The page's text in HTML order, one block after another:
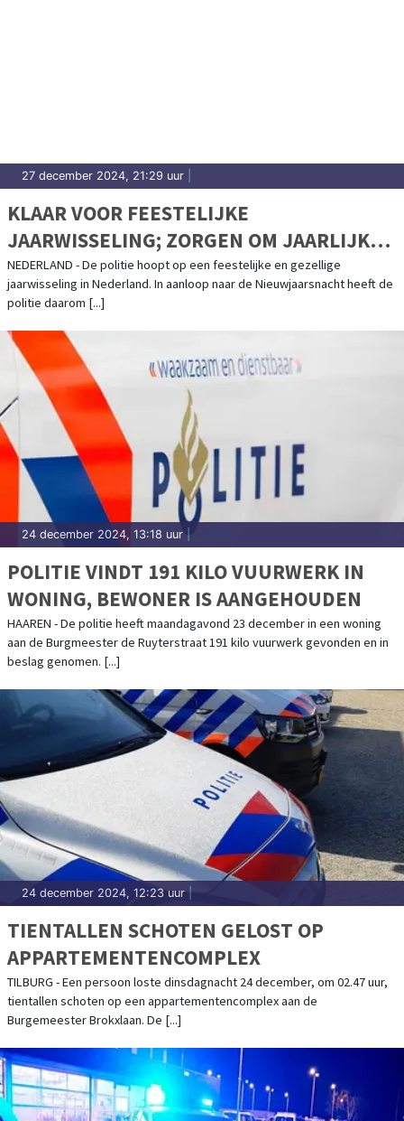
27 december 2024, 21:29 uur
KLAAR VOOR FEESTELIJKE
JAARWISSELING; ZORGEN OM JAARLIJKS
TERUGKEREND GEWELD
NEDERLAND - De politie hoopt op een feestelijke en gezellige
jaarwisseling in Nederland. In aanloop naar de Nieuwjaarsnacht heeft de
politie daarom [...]
24 december 2024, 13:18 uur
POLITIE VINDT 191 KILO VUURWERK IN
WONING, BEWONER IS AANGEHOUDEN
HAAREN - De politie heeft maandagavond 23 december in een woning
aan de Burgmeester de Ruyterstraat 191 kilo vuurwerk gevonden en in
beslag genomen. [...]
24 december 2024, 12:23 uur
TIENTALLEN SCHOTEN GELOST OP
APPARTEMENTENCOMPLEX
TILBURG - Een persoon loste dinsdagnacht 24 december, om 02.47 uur,
tientallen schoten op een appartementencomplex aan de
Burgemeester Brokxlaan. De [...]